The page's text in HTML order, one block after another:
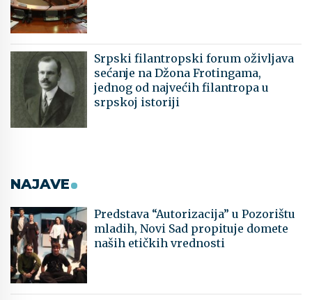
Srpski filantropski forum oživljava
sećanje na Džona Frotingama,
jednog od najvećih filantropa u
srpskoj istoriji
NAJAVE
Predstava “Autorizacija” u Pozorištu
mladih, Novi Sad propituje domete
naših etičkih vrednosti